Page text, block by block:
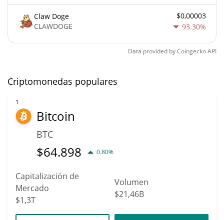
Claw Doge
CLAWDOGE
$0,00003
93.30%
Data provided byCoingeckoAPI
Criptomonedas populares
1
Bitcoin
BTC
$64.898 0.80%
Capitalización de
Mercado
$1,3T
Volumen
$21,46B